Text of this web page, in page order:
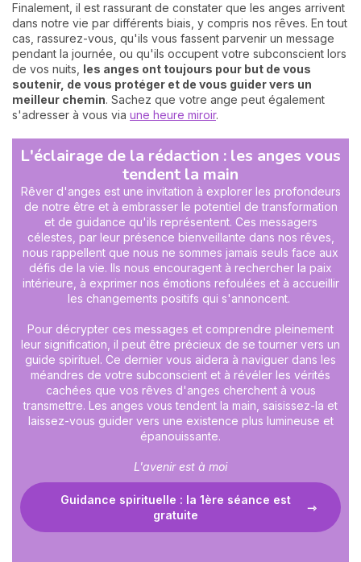
Finalement, il est rassurant de constater que les anges arrivent
dans notre vie par différents biais, y compris nos rêves. En tout
cas, rassurez-vous, qu'ils vous fassent parvenir un message
pendant la journée, ou qu'ils occupent votre subconscient lors
de vos nuits, les anges ont toujours pour but de vous
soutenir, de vous protéger et de vous guider vers un
meilleur chemin. Sachez que votre ange peut également
s'adresser à vous via une heure miroir.
L'éclairage de la rédaction : les anges vous
tendent la main
Rêver d'anges est une invitation à explorer les profondeurs
de notre être et à embrasser le potentiel de transformation
et de guidance qu'ils représentent. Ces messagers
célestes, par leur présence bienveillante dans nos rêves,
nous rappellent que nous ne sommes jamais seuls face aux
défis de la vie. Ils nous encouragent à rechercher la paix
intérieure, à exprimer nos émotions refoulées et à accueillir
les changements positifs qui s'annoncent.
Pour décrypter ces messages et comprendre pleinement
leur signification, il peut être précieux de se tourner vers un
guide spirituel. Ce dernier vous aidera à naviguer dans les
méandres de votre subconscient et à révéler les vérités
cachées que vos rêves d'anges cherchent à vous
transmettre. Les anges vous tendent la main, saisissez-la et
laissez-vous guider vers une existence plus lumineuse et
épanouissante.
L'avenir est à moi
Guidance spirituelle : la 1ère séance est
gratuite